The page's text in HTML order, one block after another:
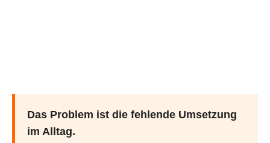
Das Problem ist die fehlende Umsetzung
im Alltag.